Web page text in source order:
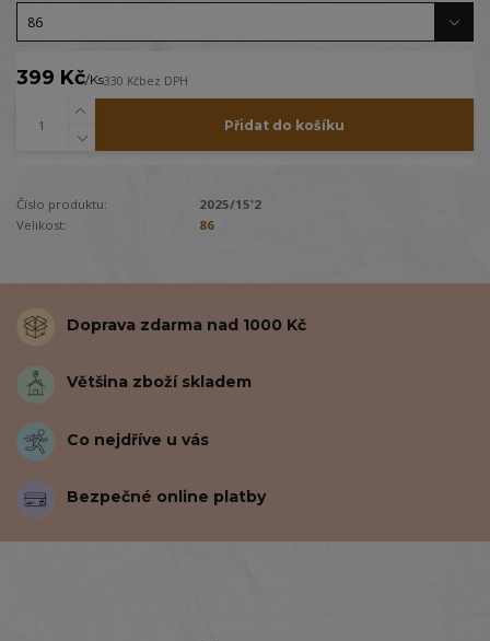
399 Kč/Ks330 Kčbez DPH
Přidat do košíku
Číslo produktu:
2025/15'2
Velikost:
86
Doprava zdarma nad 1000 Kč
Většina zboží skladem
Co nejdříve u vás
Bezpečné online platby